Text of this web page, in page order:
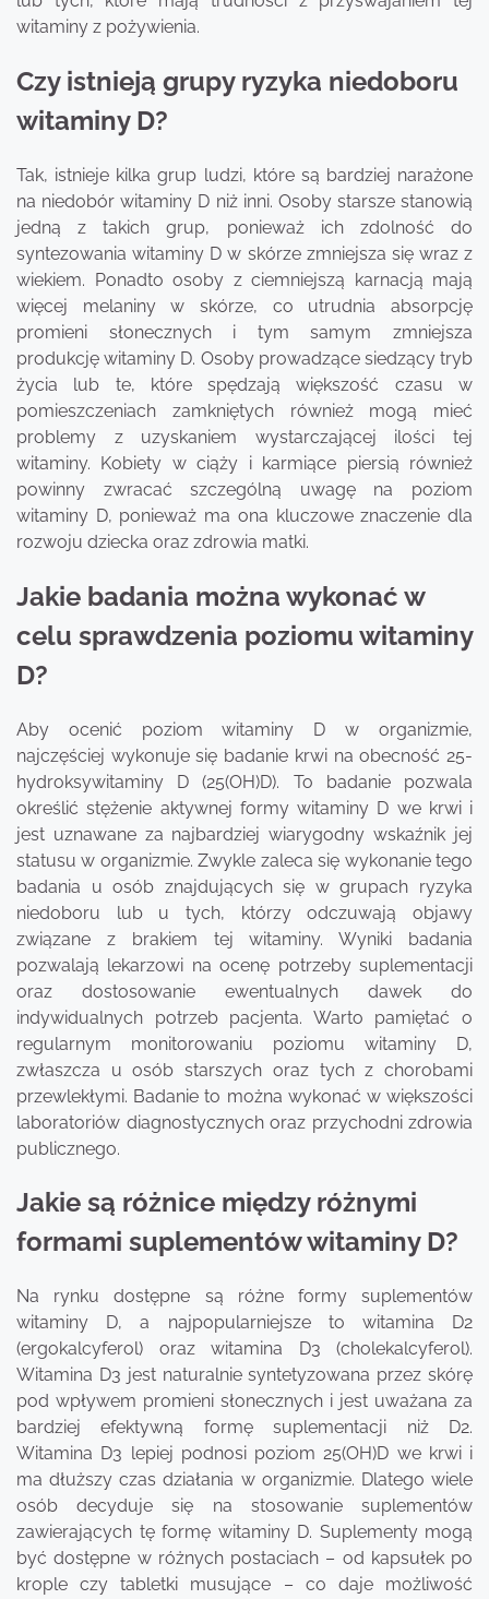
witaminy z pożywienia.
Czy istnieją grupy ryzyka niedoboru
witaminy D?
Tak, istnieje kilka grup ludzi, które są bardziej narażone
na niedobór witaminy D niż inni. Osoby starsze stanowią
jedną z takich grup, ponieważ ich zdolność do
syntezowania witaminy D w skórze zmniejsza się wraz z
wiekiem. Ponadto osoby z ciemniejszą karnacją mają
więcej melaniny w skórze, co utrudnia absorpcję
promieni słonecznych i tym samym zmniejsza
produkcję witaminy D. Osoby prowadzące siedzący tryb
życia lub te, które spędzają większość czasu w
pomieszczeniach zamkniętych również mogą mieć
problemy z uzyskaniem wystarczającej ilości tej
witaminy. Kobiety w ciąży i karmiące piersią również
powinny zwracać szczególną uwagę na poziom
witaminy D, ponieważ ma ona kluczowe znaczenie dla
rozwoju dziecka oraz zdrowia matki.
Jakie badania można wykonać w
celu sprawdzenia poziomu witaminy
D?
Aby ocenić poziom witaminy D w organizmie,
najczęściej wykonuje się badanie krwi na obecność 25-
hydroksywitaminy D (25(OH)D). To badanie pozwala
określić stężenie aktywnej formy witaminy D we krwi i
jest uznawane za najbardziej wiarygodny wskaźnik jej
statusu w organizmie. Zwykle zaleca się wykonanie tego
badania u osób znajdujących się w grupach ryzyka
niedoboru lub u tych, którzy odczuwają objawy
związane z brakiem tej witaminy. Wyniki badania
pozwalają lekarzowi na ocenę potrzeby suplementacji
oraz dostosowanie ewentualnych dawek do
indywidualnych potrzeb pacjenta. Warto pamiętać o
regularnym monitorowaniu poziomu witaminy D,
zwłaszcza u osób starszych oraz tych z chorobami
przewlekłymi. Badanie to można wykonać w większości
laboratoriów diagnostycznych oraz przychodni zdrowia
publicznego.
Jakie są różnice między różnymi
formami suplementów witaminy D?
Na rynku dostępne są różne formy suplementów
witaminy D, a najpopularniejsze to witamina D2
(ergokalcyferol) oraz witamina D3 (cholekalcyferol).
Witamina D3 jest naturalnie syntetyzowana przez skórę
pod wpływem promieni słonecznych i jest uważana za
bardziej efektywną formę suplementacji niż D2.
Witamina D3 lepiej podnosi poziom 25(OH)D we krwi i
ma dłuższy czas działania w organizmie. Dlatego wiele
osób decyduje się na stosowanie suplementów
zawierających tę formę witaminy D. Suplementy mogą
być dostępne w różnych postaciach – od kapsułek po
krople czy tabletki musujące – co daje możliwość